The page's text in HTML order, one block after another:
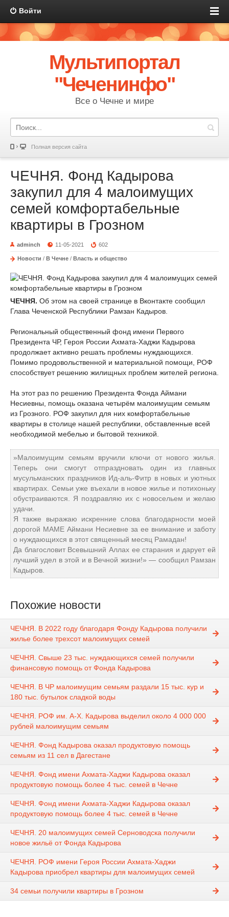
Войти
Мультипортал
"Чеченинфо"
Все о Чечне и мире
Полная версия сайта
ЧЕЧНЯ. Фонд Кадырова
закупил для 4 малоимущих
семей комфортабельные
квартиры в Грозном
adminch 11-05-2021 602
Новости / В Чечне / Власть и общество
ЧЕЧНЯ. Об этом на своей странице в Вконтакте сообщил
Глава Чеченской Республики Рамзан Кадыров.
Региональный общественный фонд имени Первого
Президента ЧР, Героя России Ахмата-Хаджи Кадырова
продолжает активно решать проблемы нуждающихся.
Помимо продовольственной и материальной помощи, РОФ
способствует решению жилищных проблем жителей региона.
На этот раз по решению Президента Фонда Аймани
Несиевны, помощь оказана четырём малоимущим семьям
из Грозного. РОФ закупил для них комфортабельные
квартиры в столице нашей республики, обставленные всей
необходимой мебелью и бытовой техникой.
»Малоимущим семьям вручили ключи от нового жилья.
Теперь они смогут отпраздновать один из главных
мусульманских праздников Ид-аль-Фитр в новых и уютных
квартирах. Семьи уже въехали в новое жилье и потихоньку
обустраиваются. Я поздравляю их с новосельем и желаю
удачи.
Я также выражаю искренние слова благодарности моей
дорогой МАМЕ Аймани Несиевне за ее внимание и заботу
о нуждающихся в этот священный месяц Рамадан!
Да благословит Всевышний Аллах ее старания и дарует ей
лучший удел в этой и в Вечной жизни!» — сообщил Рамзан
Кадыров.
Похожие новости
ЧЕЧНЯ. В 2022 году благодаря Фонду Кадырова получили
жилье более трехсот малоимущих семей
ЧЕЧНЯ. Свыше 23 тыс. нуждающихся семей получили
финансовую помощь от Фонда Кадырова
ЧЕЧНЯ. В ЧР малоимущим семьям раздали 15 тыс. кур и
180 тыс. бутылок сладкой воды
ЧЕЧНЯ. РОФ им. А-Х. Кадырова выделил около 4 000 000
рублей малоимущим семьям
ЧЕЧНЯ. Фонд Кадырова оказал продуктовую помощь
семьям из 11 сел в Дагестане
ЧЕЧНЯ. Фонд имени Ахмата-Хаджи Кадырова оказал
продуктовую помощь более 4 тыс. семей в Чечне
ЧЕЧНЯ. Фонд имени Ахмата-Хаджи Кадырова оказал
продуктовую помощь более 4 тыс. семей в Чечне
ЧЕЧНЯ. 20 малоимущих семей Серноводска получили
новое жильё от Фонда Кадырова
ЧЕЧНЯ. РОФ имени Героя России Ахмата-Хаджи
Кадырова приобрел квартиры для малоимущих семей
34 семьи получили квартиры в Грозном